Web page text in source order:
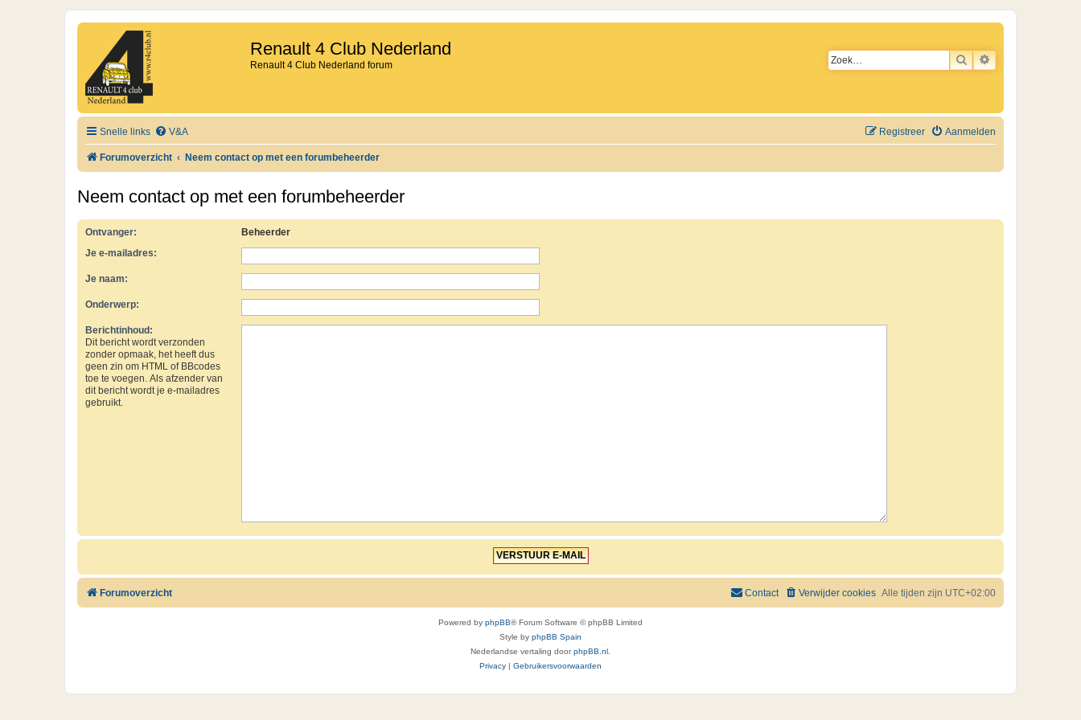
Renault 4 Club Nederland
Renault 4 Club Nederland forum ZOEKUITGEBREID
Snelle links V&A Aanmelden
Registreer
Forumoverzicht Neem contact op met een forumbeheerder
Neem contact op met een forumbeheerder
Ontvanger:
Beheerder
Je e-mailadres:
Je naam:
Onderwerp:
Berichtinhoud:
Dit bericht wordt verzonden
zonder opmaak, het heeft dus
geen zin om HTML of BBcodes
toe te voegen. Als afzender van
dit bericht wordt je e-mailadres
gebruikt.
Forumoverzicht Alle tijden zijn UTC+02:00
Verwijder cookies
Contact
Powered by phpBB® Forum Software © phpBB Limited
Style by phpBB Spain
Nederlandse vertaling doorphpBB.nl
Privacy | Gebruikersvoorwaarden